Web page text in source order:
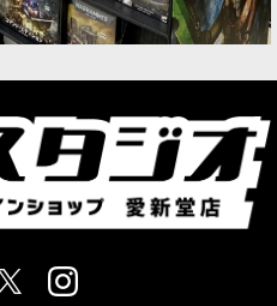
える名高き連隊セット 真紅の
ヴ・カインのユニットをまと
な戦力を加えたい場合にも、
イン] ブラッドハグ 85-66
歩兵ユニット ブラッドハグ
・カイン軍に白兵戦の厚みを